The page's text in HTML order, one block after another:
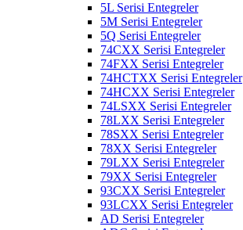
5L Serisi Entegreler
5M Serisi Entegreler
5Q Serisi Entegreler
74CXX Serisi Entegreler
74FXX Serisi Entegreler
74HCTXX Serisi Entegreler
74HCXX Serisi Entegreler
74LSXX Serisi Entegreler
78LXX Serisi Entegreler
78SXX Serisi Entegreler
78XX Serisi Entegreler
79LXX Serisi Entegreler
79XX Serisi Entegreler
93CXX Serisi Entegreler
93LCXX Serisi Entegreler
AD Serisi Entegreler